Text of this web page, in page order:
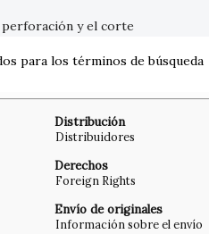
y el corte
para los términos de búsqueda
Distribución
Distribuidores
Derechos
Foreign Rights
Envío de originales
Información sobre el envío